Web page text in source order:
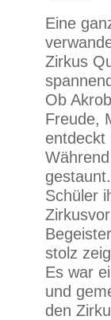
Eine
Zirkus
Ob
Freude,
entdeckt
Schüler
stolz
Es war
und
den